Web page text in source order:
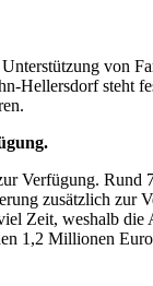
von
Hellersdorf steht
Verfügung. Rund
zusätzlich
Zeit, weshalb
1,2 Millionen